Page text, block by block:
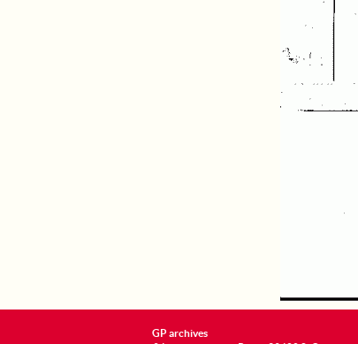
GP archives